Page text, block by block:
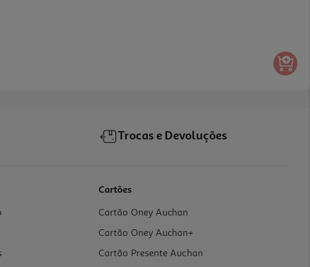
Trocas e Devoluções
Cartões
Cartão Oney Auchan
Cartão Oney Auchan+
Cartão Presente Auchan